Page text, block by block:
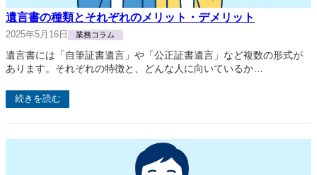
遺言書の種類とそれぞれのメリット・デメリット
2025年5月16日 業務コラム
遺言書には「自筆証書遺言」や「公正証書遺言」など複数の形式が
あります。それぞれの特徴と、どんな人に向いているか…
続きを読む